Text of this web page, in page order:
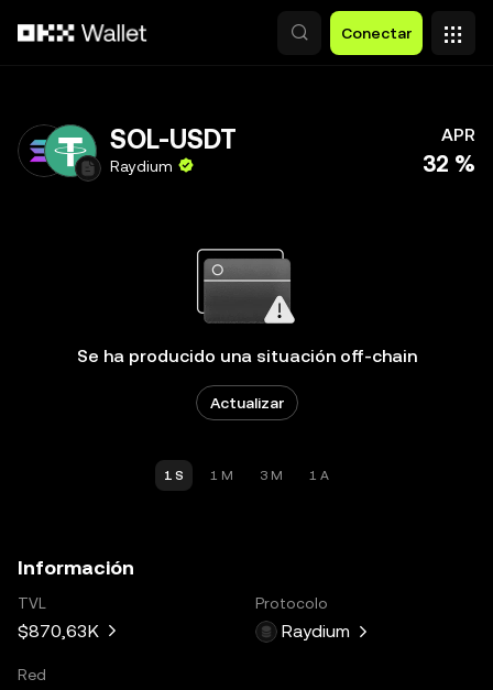
Conectar
SOL-USDT
Raydium
APR
32 %
Se ha producido una situación off-chain
Actualizar
1 S 1 M 3 M 1 A
Información
TVL
$870,63K
Protocolo
Raydium
Red